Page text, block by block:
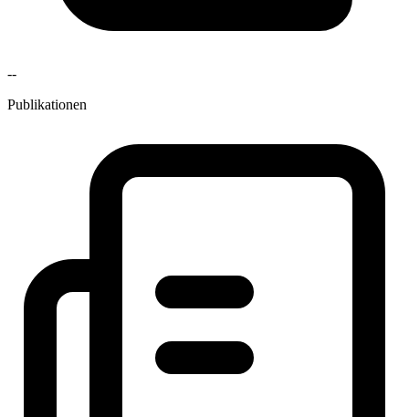
--
Publikationen